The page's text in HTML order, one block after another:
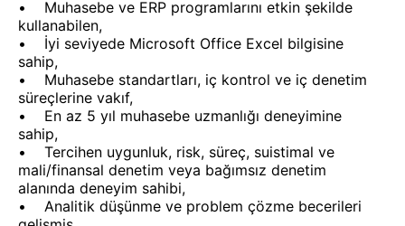
• Muhasebe ve ERP programlarını etkin şekilde
kullanabilen,
• İyi seviyede Microsoft Office Excel bilgisine
sahip,
• Muhasebe standartları, iç kontrol ve iç denetim
süreçlerine vakıf,
• En az 5 yıl muhasebe uzmanlığı deneyimine
sahip,
• Tercihen uygunluk, risk, süreç, suistimal ve
mali/finansal denetim veya bağımsız denetim
alanında deneyim sahibi,
• Analitik düşünme ve problem çözme becerileri